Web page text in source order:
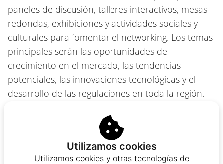
paneles de discusión, talleres interactivos, mesas
redondas, exhibiciones y actividades sociales y
culturales para fomentar el networking. Los temas
principales serán las oportunidades de
crecimiento en el mercado, las tendencias
potenciales, las innovaciones tecnológicas y el
desarrollo de las regulaciones en toda la región.
El SBC Summit Latinoamérica es un
gran espacio para el desarrollo de la
industria
Utilizamos cookies
Utilizamos cookies y otras tecnologías de